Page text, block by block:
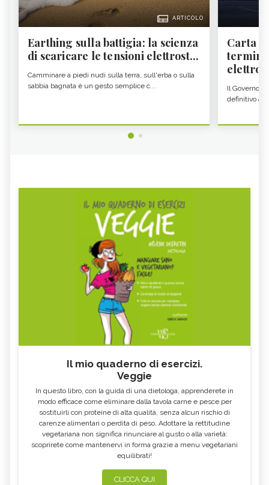
ARTICOLO
Earthing sulla battigia: la scienza
di scaricare le tensioni elettrost...
Camminare a piedi nudi sulla terra, sull'erba o sulla
sabbia bagnata è un gesto semplice c...
Carta
Il Governo
definitivo
Il mio quaderno di esercizi.
Veggie
In questo libro, con la guida di una dietologa, apprenderete in
modo efficace come eliminare dalla tavola carne e pesce per
sostituirli con proteine di alta qualità, senza alcun rischio di
carenze alimentari o perdita di peso. Adottare la rettitudine
vegetariana non significa rinunciare al gusto o alla varietà:
scoprirete come mantenervi in forma grazie a menu vegetariani
equilibrati!
CLICCA QUI